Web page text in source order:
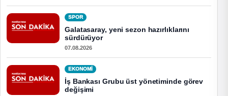
SPOR
Galatasaray, yeni sezon hazırlıklarını
sürdürüyor
07.08.2026
EKONOMI
İş Bankası Grubu üst yönetiminde görev
değişimi